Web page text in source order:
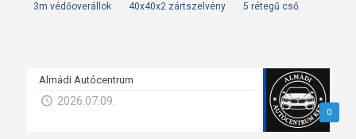
3m védőoverállok 40x40x2 zártszelvény 5 rétegű cső
0
Almádi Autócentrum
2026.07.09.